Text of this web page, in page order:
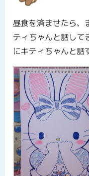
昼食を済ませたら、
ティちゃんと話して
にキティちゃんと話